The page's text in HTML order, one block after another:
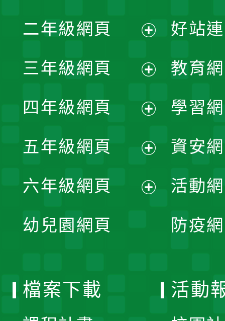
開
選
單
二年級網頁
開
選
單
三年級網頁
開
選
單
四年級網頁
開
選
五年級網頁
開
六年級網頁
幼兒園網頁
好站
教育
學習
資安
活動
防疫
檔案下載 活動